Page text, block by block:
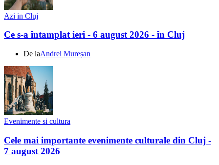
Azi in Cluj
Ce s-a întamplat ieri - 6 august 2026 - în Cluj
De laAndrei Mureșan
Evenimente si cultura
Cele mai importante evenimente culturale din Cluj -
7 august 2026